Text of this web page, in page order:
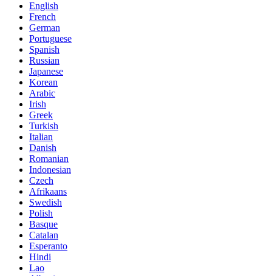
English
French
German
Portuguese
Spanish
Russian
Japanese
Korean
Arabic
Irish
Greek
Turkish
Italian
Danish
Romanian
Indonesian
Czech
Afrikaans
Swedish
Polish
Basque
Catalan
Esperanto
Hindi
Lao